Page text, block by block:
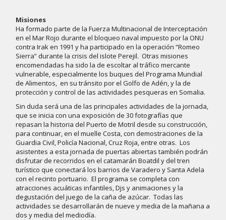
Misiones
Ha formado parte de la Fuerza Multinacional de Interceptación
en el Mar Rojo durante el bloqueo naval impuesto por la ONU
contra Irak en 1991 y ha participado en la operación “Romeo
Sierra” durante la crisis del islote Perejil. Otras misiones
encomendadas ha sido la de escoltar al tráfico mercante
vulnerable, especialmente los buques del Programa Mundial
de Alimentos, en su tránsito por el Golfo de Adén, y la de
protección y control de las actividades pesqueras en Somalia.
Sin duda será una de las principales actividades de la jornada,
que se inicia con una exposición de 30 fotografías que
repasan la historia del Puerto de Motril desde su construcción,
para continuar, en el muelle Costa, con demostraciones de la
Guardia Civil, Policía Nacional, Cruz Roja, entre otras. Los
asistentes a esta jornada de puertas abiertas también podrán
disfrutar de recorridos en el catamarán Boatdil y del tren
turístico que conectará los barrios de Varadero y Santa Adela
con el recinto portuario. El programa se completa con
atracciones acuáticas infantiles, Djs y animaciones y la
degustación del juego de la caña de azúcar. Todas las
actividades se desarrollarán de nueve y media de la mañana a
dos y media del mediodía.